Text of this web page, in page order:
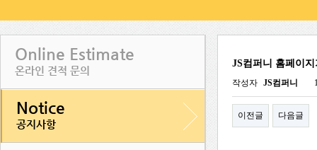
Online Estimate
온라인 견적 문의
Notice
공지사항
JS컴퍼니 홈페이
작성자 JS컴퍼니
이전글 다음글